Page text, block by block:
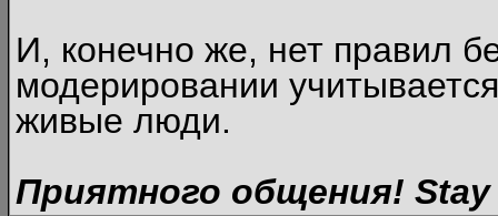
И, конечно же, нет правил
модерировании
живые люди.
Приятного общения! Stay